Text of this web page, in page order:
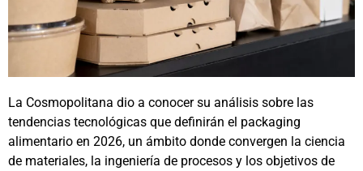
La Cosmopolitana dio a conocer su análisis sobre las
tendencias tecnológicas que definirán el packaging
alimentario en 2026, un ámbito donde convergen la ciencia
de materiales, la ingeniería de procesos y los objetivos de